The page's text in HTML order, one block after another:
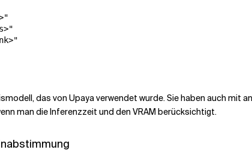
das von Upaya verwendet wurde. Sie haben auch mit
man die Inferenzzeit und den VRAM berücksichtigt.